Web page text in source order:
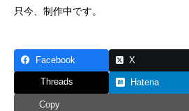
只今、制作中です。
Facebook X
Threads Hatena
Copy